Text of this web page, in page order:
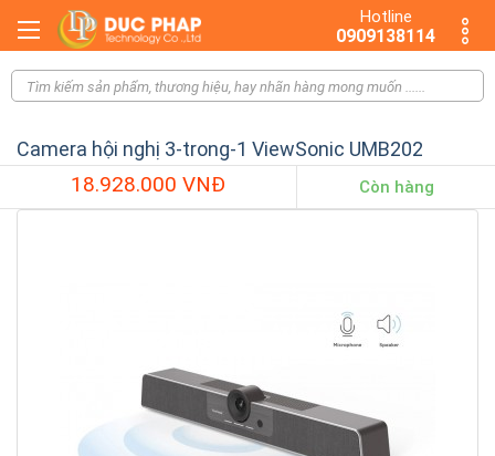
Hotline
0909138114
Camera hội nghị 3-trong-1 ViewSonic UMB202
18.928.000 VNĐ Còn hàng